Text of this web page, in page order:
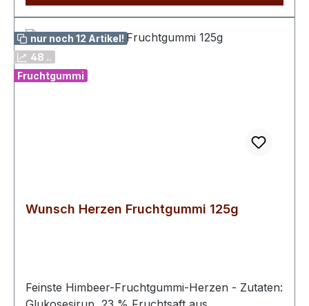
nur noch 12 Artikel!
48 ..
Fruchtgummi
Wunsch Herzen Fruchtgummi 125g
Feinste Himbeer-Fruchtgummi-Herzen - Zutaten: